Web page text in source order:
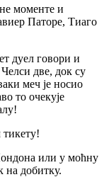
моменте и
Паторе, Тиаго
дуел говори и
две, док су
меч је носио
то очекује
или у моћну
добитку.